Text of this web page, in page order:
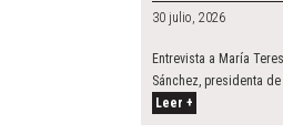
30 julio, 2026
Entrevista a María
Sánchez, presidenta de
Leer +